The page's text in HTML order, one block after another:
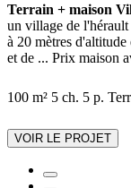
Terrain + maison
un village de
à 20 mètres
et de ... Prix maison
100 m² 5 ch. 5 p.
VOIR LE PROJET